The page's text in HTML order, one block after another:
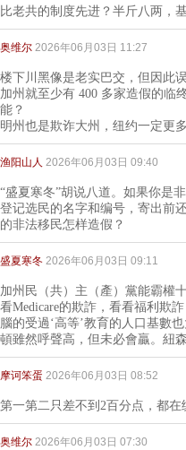
比老共的制度先进？半斤八两，
奥维尔 2026年06月03日 11:27
楼下川黑像是老实巴交，但因此
加州就至少有 400 多家造假的临
能？
明州也是欺诈大州，纽约一定更多
渔阳山人 2026年06月03日 09:40
“盛夏寒冬”胡说八道。如果你是
登记选民的名字和编号，寄出前
的非法移民怎样造假？
盛夏寒冬 2026年06月03日 09:11
加州民（共）主（產）黨能霸權
看Medicare的欺詐，看看福利欺
腦的受過‘高等’教育的人口基數
頓雖然呼聲高，但未必會贏。紐
摩诃笨蛋 2026年06月03日 08:52
第一第二只差不到2百分点，都
奥维尔 2026年06月03日 07:30